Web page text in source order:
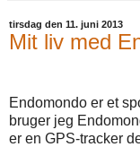
tirsdag den 11. juni 2013
Mit liv med
Endomondo er et
bruger jeg
er en GPS-tracker